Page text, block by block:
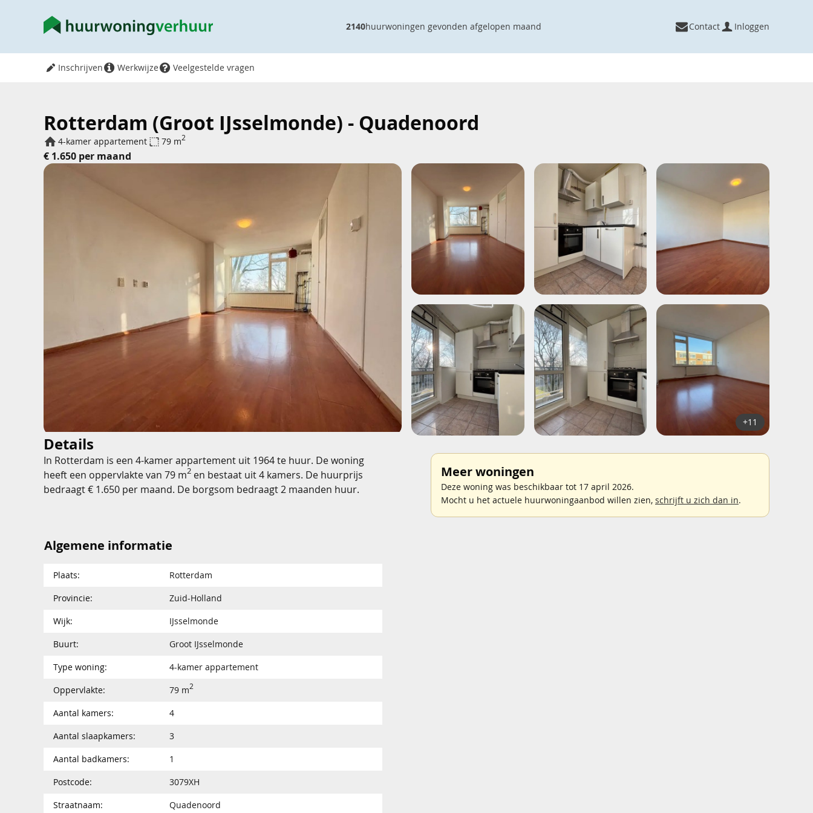
2140huurwoningen gevonden afgelopen maand Contact Inloggen
Inschrijven Werkwijze Veelgestelde vragen
Rotterdam (Groot IJsselmonde) - Quadenoord
4-kamer appartement 79 m2
€ 1.650 per maand
+11
Details
In Rotterdam is een 4-kamer appartement uit 1964 te huur. De woning
heeft een oppervlakte van 79 m2 en bestaat uit 4 kamers. De huurprijs
bedraagt € 1.650 per maand. De borgsom bedraagt 2 maanden huur.
Meer woningen
Deze woning was beschikbaar tot 17 april 2026.
Mocht u het actuele huurwoningaanbod willen zien, schrijft u zich dan in.
Algemene informatie
Plaats:
Rotterdam
Provincie:
Zuid-Holland
Wijk:
IJsselmonde
Buurt:
Groot IJsselmonde
Type woning:
4-kamer appartement
Oppervlakte:
79 m2
Aantal kamers:
4
Aantal slaapkamers:
3
Aantal badkamers:
1
Postcode:
3079XH
Straatnaam:
Quadenoord